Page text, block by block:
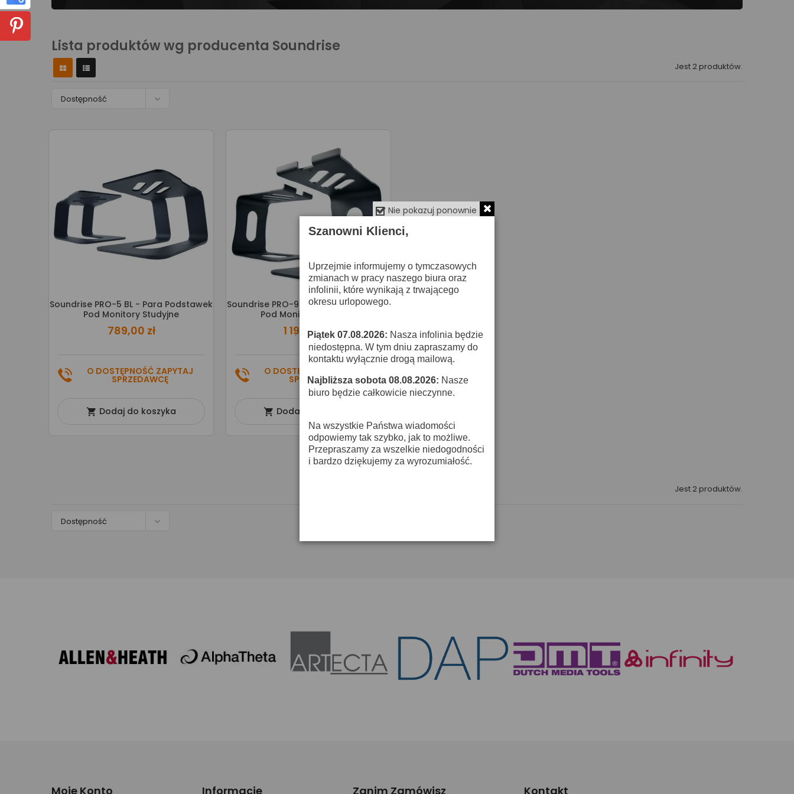
Lista produktów wg producenta Soundrise
Jest 2 produktów.
Dostępność 
Soundrise PRO-5 BL - Para Podstawek
Pod Monitory Studyjne
789,00 zł
O DOSTĘPNOŚĆ ZAPYTAJ
SPRZEDAWCĘ
 Dodaj do koszyka
Soundrise PRO-9 BL - Para Podstawek
Pod Monitory Studyjne
1 199,00 zł
O DOSTĘPNOŚĆ ZAPYTAJ
SPRZEDAWCĘ
 Dodaj do koszyka
Jest 2 produktów.
Dostępność 
Moje Konto Informacje Zanim Zamówisz Kontakt
Nie pokazuj ponownie
Szanowni Klienci,
Uprzejmie informujemy o tymczasowych
zmianach w pracy naszego biura oraz
infolinii, które wynikają z trwającego
okresu urlopowego.
· Piątek 07.08.2026: Nasza infolinia będzie
niedostępna. W tym dniu zapraszamy do
kontaktu wyłącznie drogą mailową.
· Najbliższa sobota 08.08.2026: Nasze
biuro będzie całkowicie nieczynne.
Na wszystkie Państwa wiadomości
odpowiemy tak szybko, jak to możliwe.
Przepraszamy za wszelkie niedogodności
i bardzo dziękujemy za wyrozumiałość.